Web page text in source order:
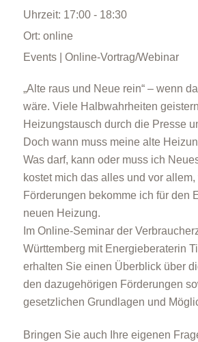
Uhrzeit: 17:00 - 18:30
Ort: online
Events | Online-Vortrag/Webinar
„Alte raus und Neue rein“ – wenn
wäre. Viele Halbwahrheiten
Heizungstausch durch die Presse
Doch wann muss meine alte
Was darf, kann oder muss ich
kostet mich das alles und vor
Förderungen bekomme ich für den
neuen Heizung.
Im Online-Seminar der
Württemberg mit Energieberaterin
erhalten Sie einen Überblick über
den dazugehörigen Förderungen
gesetzlichen Grundlagen und
Bringen Sie auch Ihre eigenen